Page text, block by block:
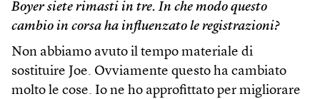
Boyer siete rimasti in tre. In che modo questo
cambio in corsa ha influenzato le registrazioni?
Non abbiamo avuto il tempo materiale di
sostituire Joe. Ovviamente questo ha cambiato
molto le cose. Io ne ho approfittato per migliorare